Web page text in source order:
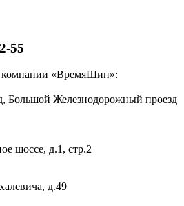
55
«ВремяШин»:
Большой Железнодорожный проезд
шоссе, д.1, стр.2
д.49